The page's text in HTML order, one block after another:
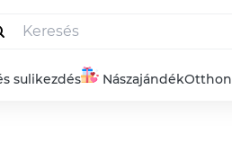
sulikezdés NászajándékOtthon